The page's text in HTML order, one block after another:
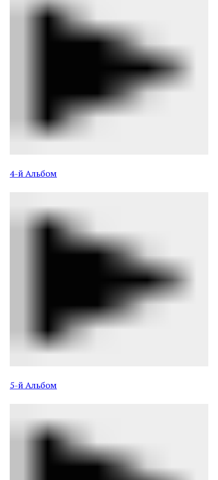
4-й Альбом
5-й Альбом